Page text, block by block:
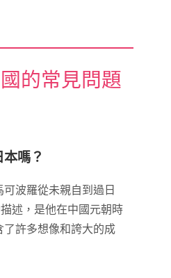
的常見問題
嗎？
波羅從未親自到過日
述，是他在中國元朝時
許多想像和誇大的成